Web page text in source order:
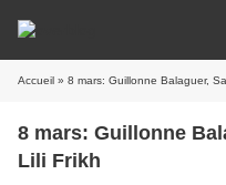
Accueil » 8 mars: Guillonne Balaguer,
8 mars: Guillonne Balaguer, Sandrine Cnudde,
Lili Frikh